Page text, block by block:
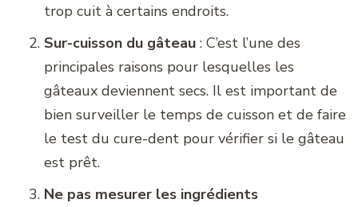
trop cuit à certains endroits.
Sur-cuisson du gâteau : C’est l’une des
principales raisons pour lesquelles les
gâteaux deviennent secs. Il est important de
bien surveiller le temps de cuisson et de faire
le test du cure-dent pour vérifier si le gâteau
est prêt.
Ne pas mesurer les ingrédients